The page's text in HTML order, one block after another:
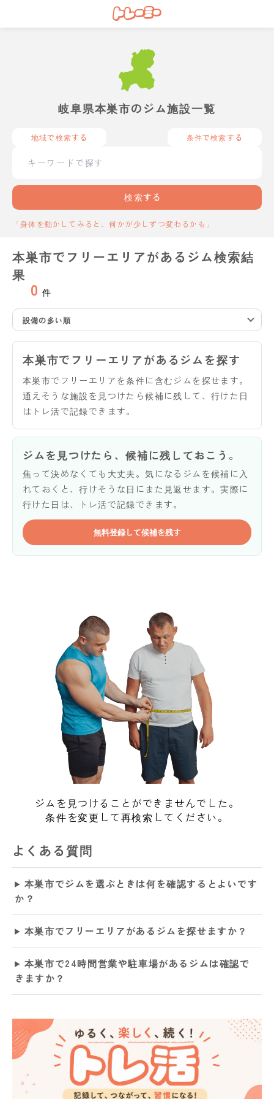
岐阜県本巣市のジム施設一覧
地域で検索する 条件で検索する
検索する
「身体を動かしてみると、何かが少しずつ変わるかも」
本巣市でフリーエリアがあるジム検索結
果
0 件
設備の多い順
本巣市でフリーエリアがあるジムを探す
本巣市でフリーエリアを条件に含むジムを探せます。
通えそうな施設を見つけたら候補に残して、行けた日
はトレ活で記録できます。
ジムを見つけたら、候補に残しておこう。
焦って決めなくても大丈夫。気になるジムを候補に入
れておくと、行けそうな日にまた見返せます。実際に
行けた日は、トレ活で記録できます。
無料登録して候補を残す
ジムを見つけることができませんでした。
条件を変更して再検索してください。
よくある質問
本巣市でジムを選ぶときは何を確認するとよいです
か？
本巣市でフリーエリアがあるジムを探せますか？
本巣市で24時間営業や駐車場があるジムは確認で
きますか？